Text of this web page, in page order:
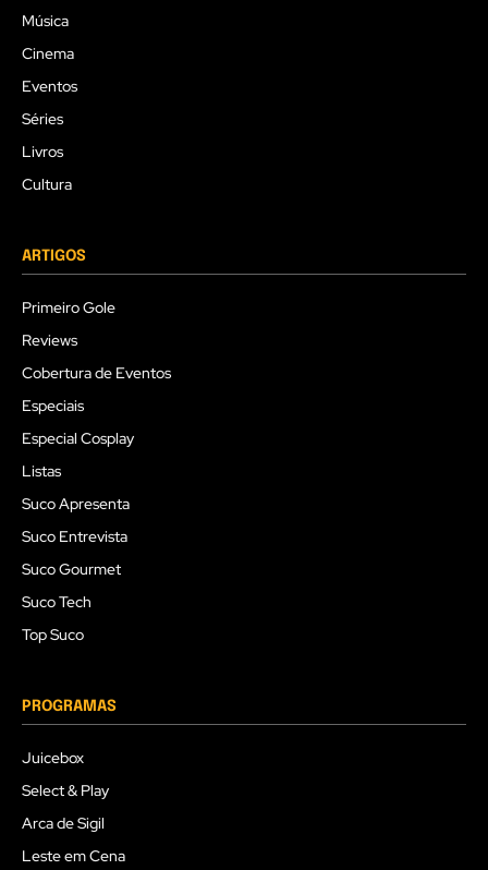
Música
Cinema
Eventos
Séries
Livros
Cultura
ARTIGOS
Primeiro Gole
Reviews
Cobertura de Eventos
Especiais
Especial Cosplay
Listas
Suco Apresenta
Suco Entrevista
Suco Gourmet
Suco Tech
Top Suco
PROGRAMAS
Juicebox
Select & Play
Arca de Sigil
Leste em Cena